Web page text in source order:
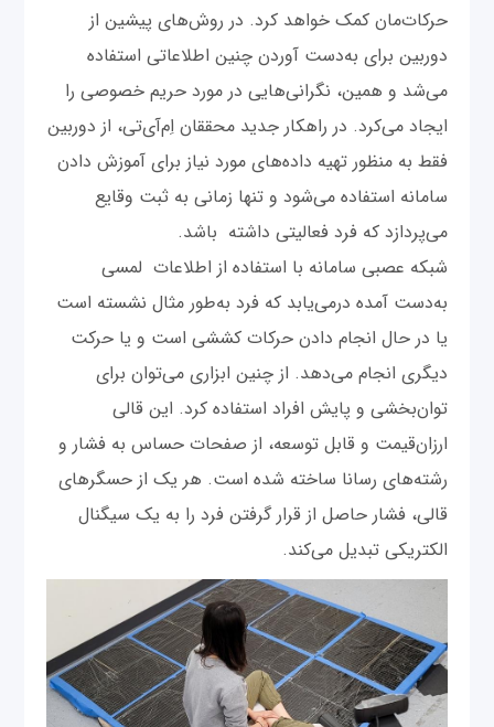
حرکات‌مان کمک خواهد کرد. در روش‌های پیشین از
دوربین برای به‌دست آوردن چنین اطلاعاتی استفاده
می‌شد و همین، نگرانی‌هایی در مورد حریم خصوصی را
ایجاد می‌کرد. در راهکار جدید محققان اِم‌آی‌تی، از دوربین
فقط به منظور تهیه داده‌های مورد نیاز برای آموزش دادن
سامانه استفاده می‌شود و تنها زمانی به ثبت وقایع
می‌پردازد که فرد فعالیتی داشته باشد.
شبکه عصبی سامانه با استفاده از اطلاعات لمسی
به‌دست آمده درمی‌یابد که فرد به‌طور مثال نشسته است
یا در حال انجام دادن حرکات کششی است و یا حرکت
دیگری انجام می‌دهد. از چنین ابزاری می‌توان برای
توان‌بخشی و پایش افراد استفاده کرد. این قالی
ارزان‌قیمت و قابل توسعه، از صفحات حساس به فشار و
رشته‌های رسانا ساخته شده است. هر یک از حسگرهای
قالی، فشار حاصل از قرار گرفتن فرد را به یک سیگنال
الکتریکی تبدیل می‌کند.